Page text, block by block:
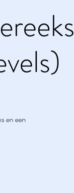
en een